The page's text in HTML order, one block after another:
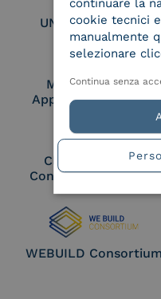
UNI EN ISO 27017
Membro Adobe
Approved Trust List
Cloud Signature
Consortium Member
WEBUILD Consortium
continuare la
cookie tecnici
manualmente
selezionare
Continua senza